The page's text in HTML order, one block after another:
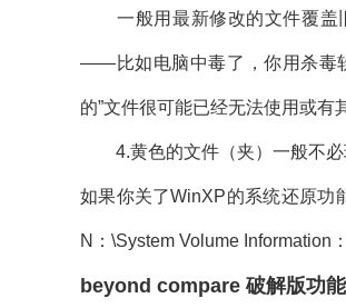
一般用最新修改的文件覆盖旧
——比如电脑中毒了，你用杀毒
的”文件很可能已经无法使用或有
4.黄色的文件（夹）一般不必
如果你关了WinXP的系统还原功
N：\System Volume Information
beyond compare 破解版功能